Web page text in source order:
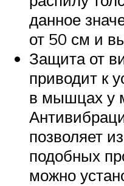
данное
от 50 см и
Защита от
приводит к
в мышцах у
позволяет
подобных
можно